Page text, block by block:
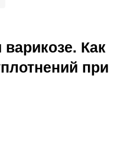
Как
при